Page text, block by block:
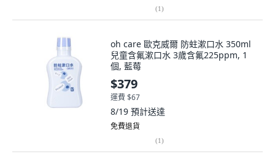
(1)
oh care 歐克威爾 防蛀漱口水 350ml
兒童含氟漱口水 3歲含氟225ppm, 1
個, 藍莓
$379
運費 $67
8/19 預計送達
免費退貨
(1)